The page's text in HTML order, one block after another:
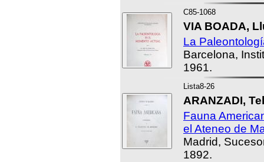
C85-1068
VIA BOADA,
La
Barcelona,
1961.
Lista8-26
ARANZADI,
Fauna
el Ateneo de
Madrid,
1892.